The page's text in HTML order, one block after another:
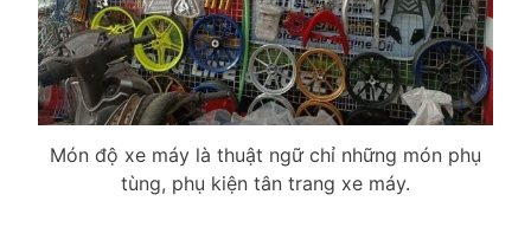
Món độ xe máy là thuật ngữ chỉ những món phụ
tùng, phụ kiện tân trang xe máy.